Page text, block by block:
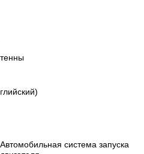
Автомобильная система запуска